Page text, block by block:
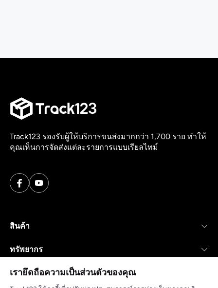
Track123 รองรับผู้ให้บริการขนส่งมากกว่า 1,700 ราย ทำให้
คุณเห็นการจัดส่งแต่ละรายการแบบเรียลไทม์
สินค้า
ทรัพยากร
บริษัท
เรายึดถือความเป็นส่วนตัวของคุณ